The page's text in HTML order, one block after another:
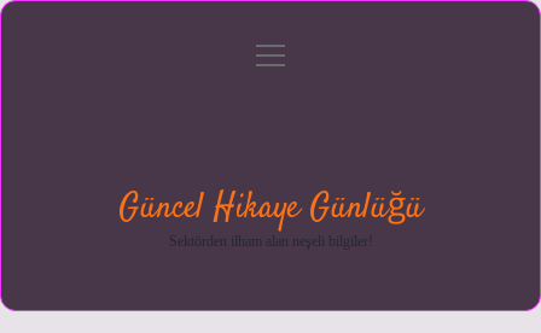
menüyü
Güncel Hikaye Günlüğü
Sektörden ilham alan neşeli bilgiler!